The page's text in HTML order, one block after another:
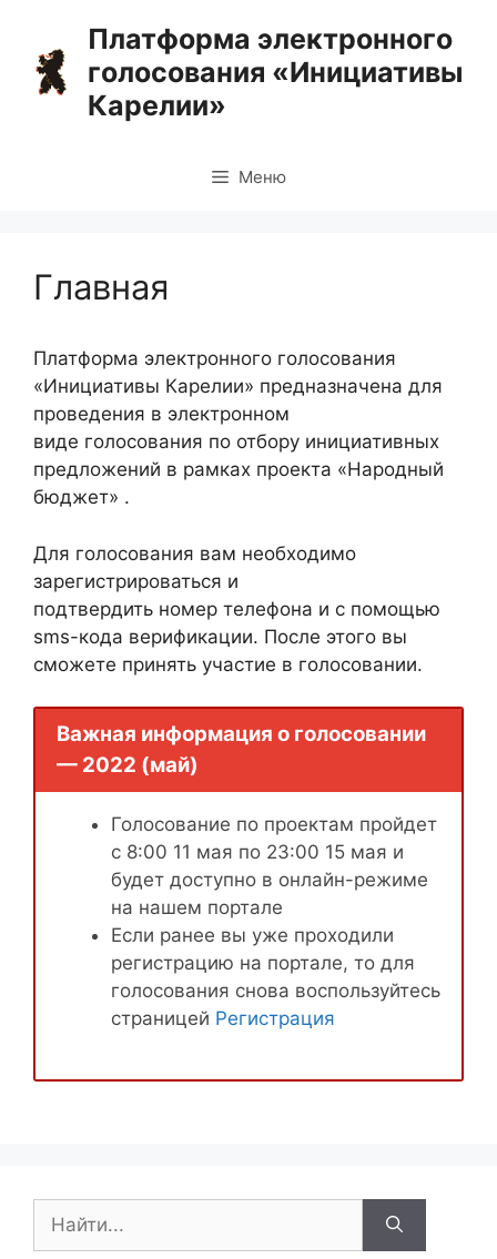
содержимому
Платформа электронного
голосования «Инициативы
Карелии»
Меню
Главная
Платформа электронного голосования
«Инициативы Карелии» предназначена для
проведения в электронном
виде голосования по отбору инициативных
предложений в рамках проекта «Народный
бюджет» .
Для голосования вам необходимо
зарегистрироваться и
подтвердить номер телефона и с помощью
sms-кода верификации. После этого вы
сможете принять участие в голосовании.
Важная информация о голосовании
— 2022 (май)
Голосование по проектам пройдет
с 8:00 11 мая по 23:00 15 мая и
будет доступно в онлайн-режиме
на нашем портале
Если ранее вы уже проходили
регистрацию на портале, то для
голосования снова воспользуйтесь
страницей Регистрация